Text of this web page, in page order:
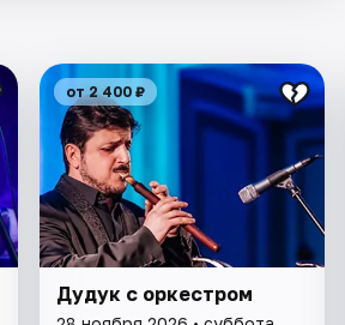
от 2 400 ₽
Дудук с оркестром